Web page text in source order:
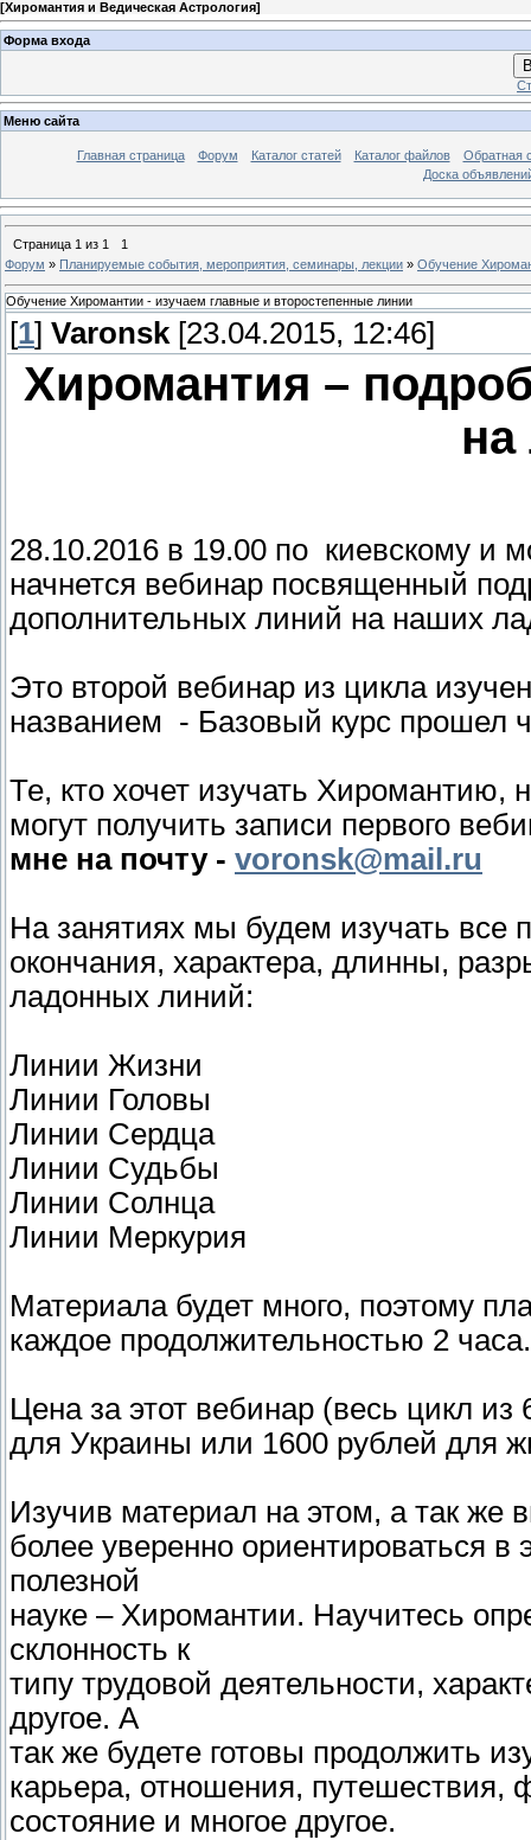
[Хиромантия и Ведическая Астрология]
Форма входа
Меню сайта
Главная страница Форум Каталог статей Каталог файлов
Обратная
Доска
Страница 1 из 1
1
Форум » Планируемые события, мероприятия, семинары, лекции » Обучение
Обучение Хиромантии - изучаем главные и второстепенные линии
[1] Varonsk [23.04.2015, 12:46]
Хиромантия –
на
28.10.2016 в 19.00 по киевскому и
начнется вебинар посвященный
дополнительных линий на наших
Это второй вебинар из цикла
названием - Базовый курс прошел
Те, кто хочет изучать Хиромантию,
могут получить записи первого
мне на почту - voronsk@mail.ru
На занятиях мы будем изучать все
окончания, характера, длинны,
ладонных линий:
Линии Жизни
Линии Головы
Линии Сердца
Линии Судьбы
Линии Солнца
Линии Меркурия
Материала будет много, поэтому
каждое продолжительностью 2 часа.
Цена за этот вебинар (весь цикл из
для Украины или 1600 рублей для
Изучив материал на этом, а так же
более уверенно ориентироваться в
полезной
науке – Хиромантии. Научитесь
склонность к
типу трудовой деятельности,
другое. А
так же будете готовы продолжить
карьера, отношения, путешествия,
состояние и многое другое.